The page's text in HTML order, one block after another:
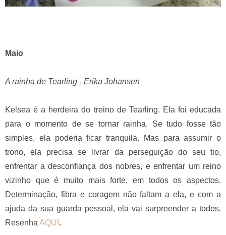
Maio
A rainha de Tearling - Erika Johansen
Kelsea é a herdeira do treino de Tearling. Ela foi educada
para o momento de se tornar rainha. Se tudo fosse tão
simples, ela poderia ficar tranquila. Mas para assumir o
trono, ela precisa se livrar da perseguição do seu tio,
enfrentar a desconfiança dos nobres, e enfrentar um reino
vizinho que é muito mais forte, em todos os aspectos.
Determinação, fibra e coragem não faltam a ela, e com a
ajuda da sua guarda pessoal, ela vai surpreender a todos.
Resenha AQUI .